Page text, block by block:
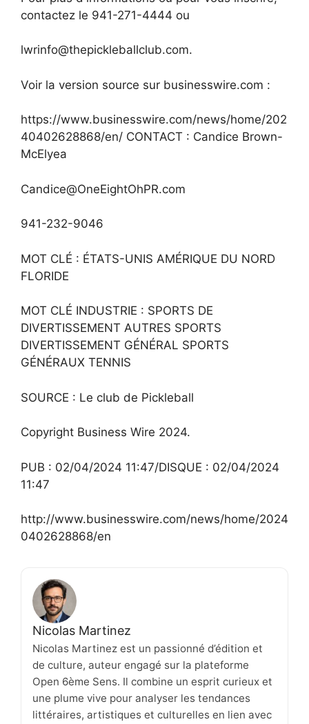
contactez le 941-271-4444 ou
lwrinfo@thepickleballclub.com.
Voir la version source sur businesswire.com :
https://www.businesswire.com/news/home/202
40402628868/en/ CONTACT : Candice Brown-
McElyea
Candice@OneEightOhPR.com
941-232-9046
MOT CLÉ : ÉTATS-UNIS AMÉRIQUE DU NORD
FLORIDE
MOT CLÉ INDUSTRIE : SPORTS DE
DIVERTISSEMENT AUTRES SPORTS
DIVERTISSEMENT GÉNÉRAL SPORTS
GÉNÉRAUX TENNIS
SOURCE : Le club de Pickleball
Copyright Business Wire 2024.
PUB : 02/04/2024 11:47/DISQUE : 02/04/2024
11:47
http://www.businesswire.com/news/home/2024
0402628868/en
Nicolas Martinez
Nicolas Martinez est un passionné d’édition et
de culture, auteur engagé sur la plateforme
Open 6ème Sens. Il combine un esprit curieux et
une plume vive pour analyser les tendances
littéraires, artistiques et culturelles en lien avec